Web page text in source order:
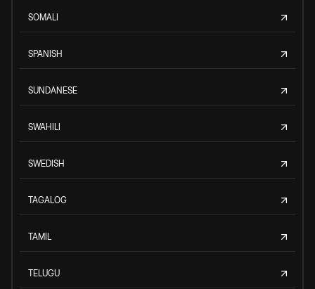
SOMALI
SPANISH
SUNDANESE
SWAHILI
SWEDISH
TAGALOG
TAMIL
TELUGU